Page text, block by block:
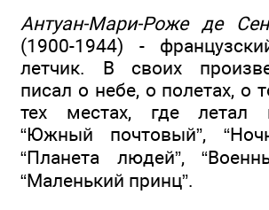
Антуан-Мари-Роже де
(1900-1944) -
летчик. В своих
писал о небе, о полетах, о
тех местах, где летал
“Южный почтовый”,
“Планета людей”,
“Маленький принц”.